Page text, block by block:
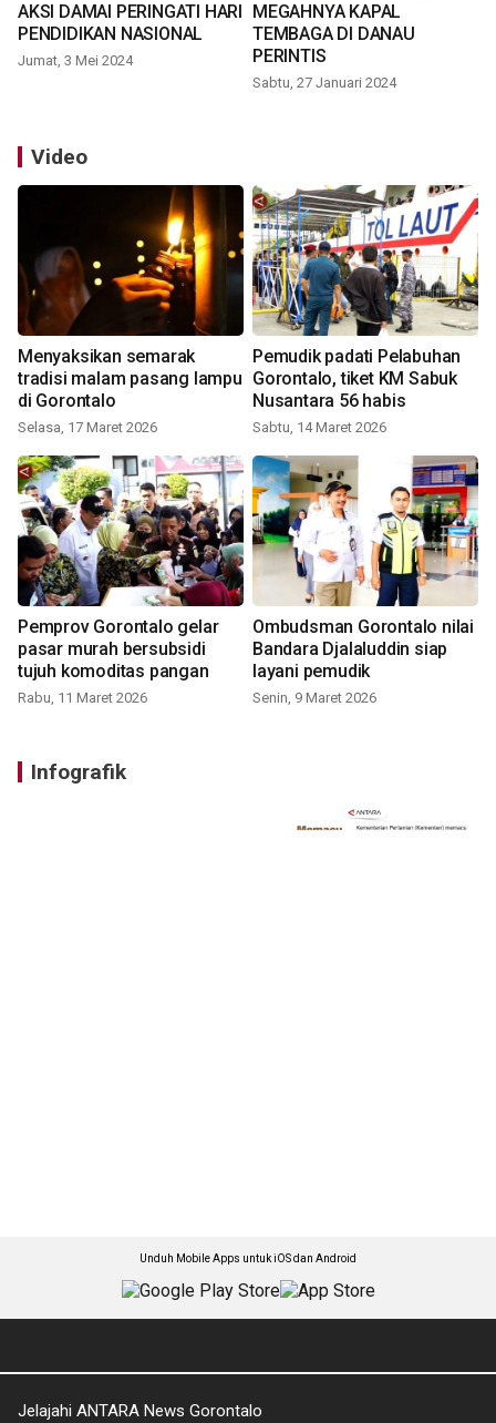
AKSI DAMAI PERINGATI HARI
PENDIDIKAN NASIONAL
Jumat, 3 Mei 2024
MEGAHNYA KAPAL
TEMBAGA DI DANAU
PERINTIS
Sabtu, 27 Januari 2024
Video
Menyaksikan semarak
tradisi malam pasang lampu
di Gorontalo
Selasa, 17 Maret 2026
Pemudik padati Pelabuhan
Gorontalo, tiket KM Sabuk
Nusantara 56 habis
Sabtu, 14 Maret 2026
Pemprov Gorontalo gelar
pasar murah bersubsidi
tujuh komoditas pangan
Rabu, 11 Maret 2026
Ombudsman Gorontalo nilai
Bandara Djalaluddin siap
layani pemudik
Senin, 9 Maret 2026
Infografik
Unduh Mobile Apps untuk iOS dan Android
Jelajahi ANTARA News Gorontalo